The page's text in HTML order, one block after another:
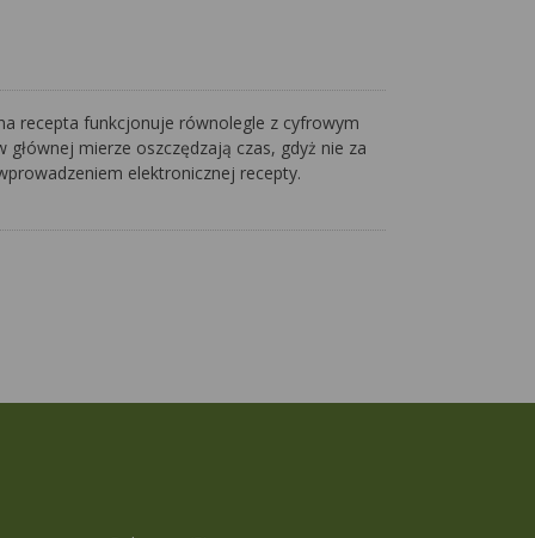
recepta funkcjonuje równolegle z cyfrowym
mierze oszczędzają czas, gdyż nie za
elektronicznej recepty.